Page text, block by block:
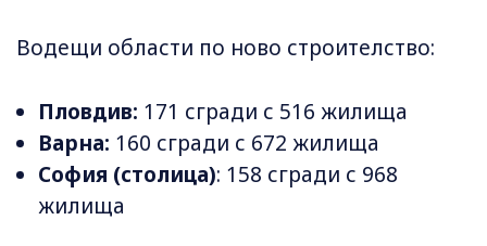
Водещи области по ново строителство:
Пловдив: 171 сгради с 516 жилища
Варна: 160 сгради с 672 жилища
София (столица): 158 сгради с 968
жилища